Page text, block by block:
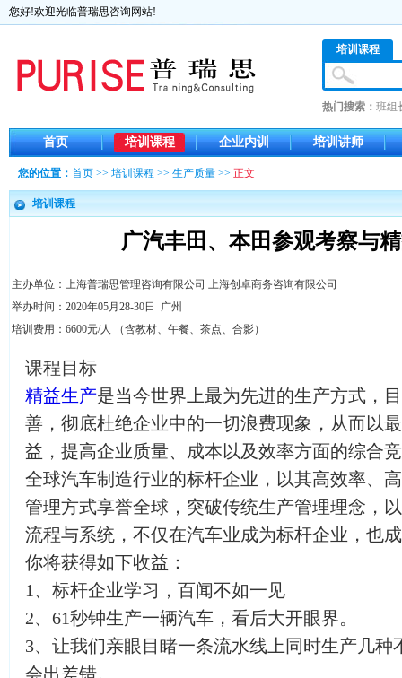
您好!欢迎光临普瑞思咨询网站!
培训课程
热门搜索： 班组
首页 培训课程 企业内训 培训讲师
您的位置： 首页 >> 培训课程 >> 生产质量 >> 正文
培训课程
广汽丰田、本田参观考察与
主办单位：上海普瑞思管理咨询有限公司 上海创卓商务咨询有限公司
举办时间：2020年05月28-30日 广州
培训费用：6600元/人 （含教材、午餐、茶点、合影）
课程目标
精益生产是当今世界上最为先进的生产方式，
善，彻底杜绝企业中的一切浪费现象，从而以
益，提高企业质量、成本以及效率方面的综合
全球汽车制造行业的标杆企业，以其高效率、
管理方式享誉全球，突破传统生产管理理念，
流程与系统，不仅在汽车业成为标杆企业，也
你将获得如下收益：
1、标杆企业学习，百闻不如一见
2、61秒钟生产一辆汽车，看后大开眼界。
3、让我们亲眼目睹一条流水线上同时生产几种
会出差错。